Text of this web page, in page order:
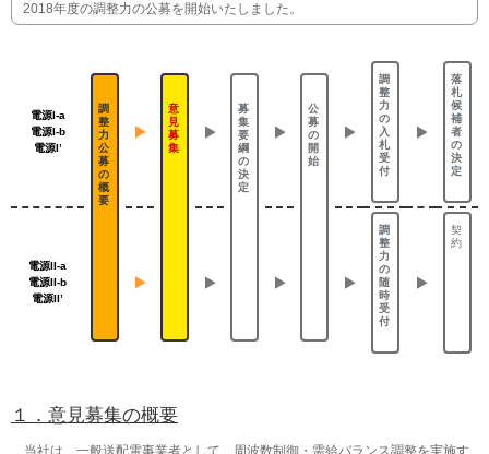
2018年度の調整力の公募を開始いたしました。
2018年度の調整力の公募の概要を公表いたしました。
電源I-a
電源I-b
電源I’
調
整
力
公
募
の
概
要
意
見
募
集
募
集
要
綱
の
決
定
公
募
の
開
始
調
整
力
の
入
札
受
付
落
札
候
補
者
の
決
定
電源II-a
電源II-b
電源II’
調
整
力
の
随
時
受
付
契
約
１．意見募集の概要
当社は、一般送配電事業者として、周波数制御・需給バランス調整を実施す